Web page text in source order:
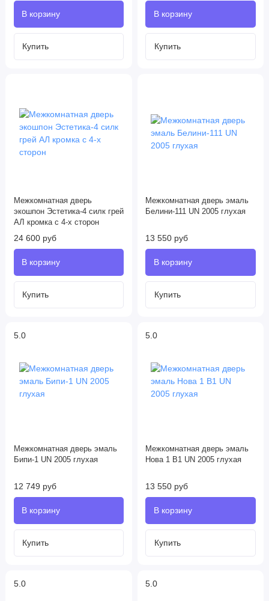
Межкомнатная дверь
экошпон Эстетика-4 силк грей
АЛ кромка с 4-х сторон
24 600 руб
Межкомнатная дверь эмаль
Белини-111 UN 2005 глухая
13 550 руб
5.0
Межкомнатная дверь эмаль
Бипи-1 UN 2005 глухая
12 749 руб
5.0
Межкомнатная дверь эмаль
Нова 1 В1 UN 2005 глухая
13 550 руб
5.0 5.0